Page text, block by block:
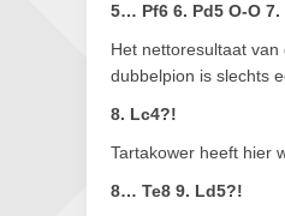
5… Pf6 6. Pd5 O-O 7.
Het nettoresultaat
dubbelpion is slechts
8. Lc4?!
Tartakower heeft hier
8… Te8 9. Ld5?!